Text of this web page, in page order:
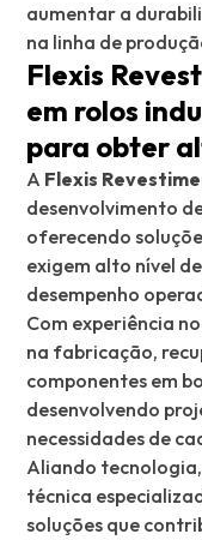
aumentar a
na linha de
Flexis
em rolos
para obter
A Flexis
desenvolvimento
oferecendo
exigem alto nível
desempenho
Com experiência
na fabricação,
componentes em
desenvolvendo
necessidades de
Aliando
técnica
soluções que